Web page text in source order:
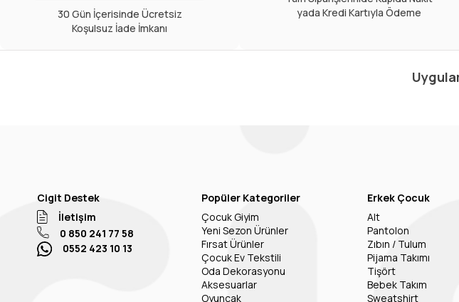
30 Gün İçerisinde Ücretsiz
Koşulsuz İade İmkanı
yada Kredi Kartıyla Ödeme
Cigit Destek
İletişim
0 850 241 77 58
0552 423 10 13
Popüler Kategoriler
Çocuk Giyim
Yeni Sezon Ürünler
Fırsat Ürünler
Çocuk Ev Tekstili
Oda Dekorasyonu
Aksesuarlar
Oyuncak
Erkek Çocuk
Alt
Pantolon
Zıbın / Tulum
Pijama Takımı
Tişört
Bebek Takım
Sweatshirt